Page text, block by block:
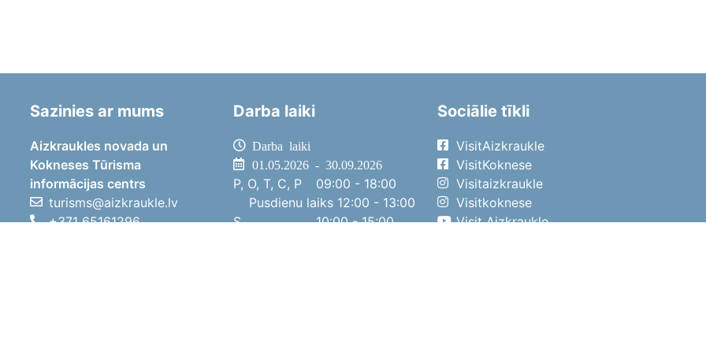
Sazinies ar mums
Aizkraukles novada un
Kokneses Tūrisma
informācijas centrs
turisms@aizkraukle.lv
+371 65161296
Darba laiki
Darba laiki
01.05.2026 - 30.09.2026
P, O, T, C, P
09:00 - 18:00
Pusdienu laiks 12:00 - 13:00
S
10:00 - 15:00
Sociālie tīkli
VisitAizkraukle
VisitKoknese
Visitaizkraukle
Visitkoknese
Visit Aizkraukle